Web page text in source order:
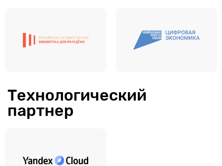
Технологический
партнер